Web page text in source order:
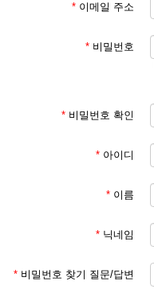
* 이메일 주소
* 비밀번호
* 비밀번호 확인
* 아이디
* 이름
* 닉네임
* 비밀번호 찾기 질문/답변